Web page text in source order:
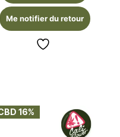
Me notifier du retour
16%